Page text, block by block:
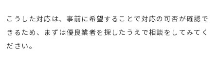
こうした対応は、事前に希望することで対応の可否が確認で
きるため、まずは優良業者を探したうえで相談をしてみてく
ださい。